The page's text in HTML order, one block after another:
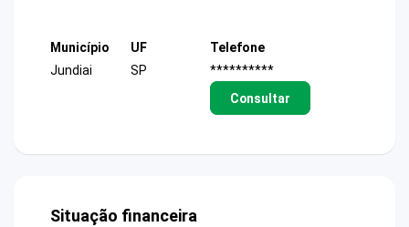
Município
Jundiai
UF
SP
Telefone
**********
Consultar
Situação financeira